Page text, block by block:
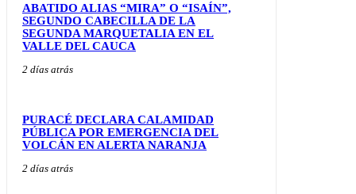
ABATIDO ALIAS “MIRA” O “ISAÍN”,
SEGUNDO CABECILLA DE LA
SEGUNDA MARQUETALIA EN EL
VALLE DEL CAUCA
2 días atrás
PURACÉ DECLARA CALAMIDAD
PÚBLICA POR EMERGENCIA DEL
VOLCÁN EN ALERTA NARANJA
2 días atrás